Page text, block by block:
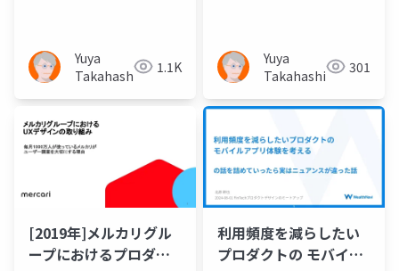
Yuya
Takahashi
1.1K
TOKYOYuya
Takahashi
301
[2019年]メルカリグル
ープにおけるプロダク
利用頻度を減らしたい
プロダクトの モバイル